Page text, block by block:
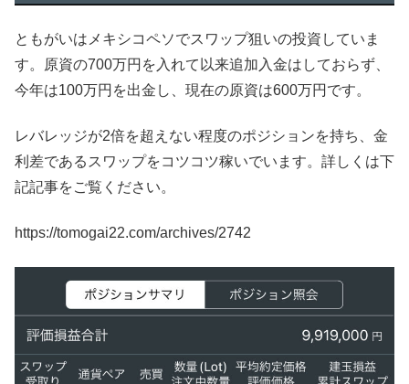
ともがいはメキシコペソでスワップ狙いの投資していま
す。原資の700万円を入れて以来追加入金はしておらず、
今年は100万円を出金し、現在の原資は600万円です。
レバレッジが2倍を超えない程度のポジションを持ち、金
利差であるスワップをコツコツ稼いでいます。詳しくは下
記記事をご覧ください。
https://tomogai22.com/archives/2742